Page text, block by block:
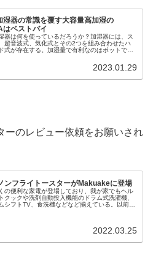
湿器の常識を覆す大容量高加湿の
はベストバイ
器は何を使っているだろうか？加湿器には、ス
超音波式、気化式とその2つを組み合わせたハ
式が存在する。加湿量で有利なのはポットでお
2023.01.29
ーのレビュー依頼をお願いされ
ンフライトースターがMakuakeに登場
の便利な家電が登場しており、我が家でもヘル
クックや洗剤自動投入機能のドラム式洗濯機、
シフトTV、食洗機などなど揃えている。以前、
2022.03.25